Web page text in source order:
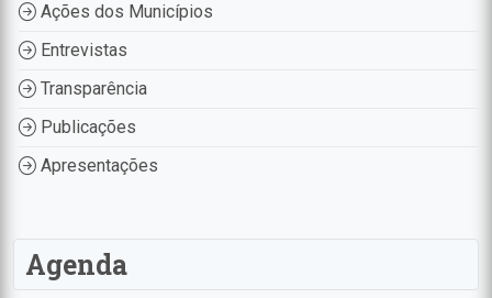
Ações dos Municípios
Entrevistas
Transparência
Publicações
Apresentações
Agenda